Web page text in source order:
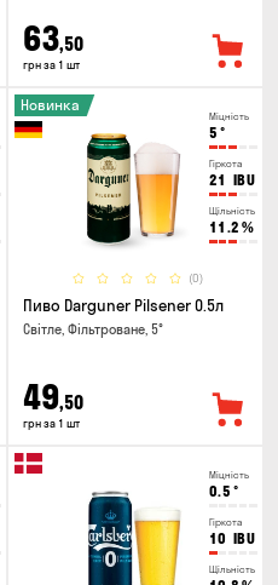
63,50
грн за 1 шт
Міцність
5 °
Гіркота
21 IBU
Щільність
11.2 %
(0)
Новинка
Пиво Darguner Pilsener 0.5л
Світле, Фільтроване, 5°
49,50
грн за 1 шт
Міцність
0.5 °
Гіркота
10 IBU
Щільність